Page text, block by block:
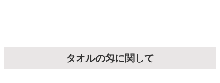
タオルの匁に関して